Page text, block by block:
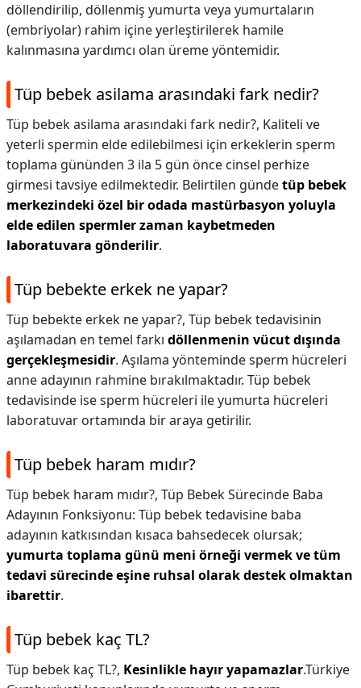
döllendirilip, döllenmiş yumurta veya yumurtaların
(embriyolar) rahim içine yerleştirilerek hamile
kalınmasına yardımcı olan üreme yöntemidir.
Tüp bebek asilama arasındaki fark nedir?
Tüp bebek asilama arasındaki fark nedir?, Kaliteli ve
yeterli spermin elde edilebilmesi için erkeklerin sperm
toplama gününden 3 ila 5 gün önce cinsel perhize
girmesi tavsiye edilmektedir. Belirtilen gündetüp bebek
merkezindeki özel bir odada mastürbasyon yoluyla
elde edilen spermler zaman kaybetmeden
laboratuvara gönderilir.
Tüp bebekte erkek ne yapar?
Tüp bebekte erkek ne yapar?, Tüp bebek tedavisinin
aşılamadan en temel farkı döllenmenin vücut dışında
gerçekleşmesidir. Aşılama yönteminde sperm hücreleri
anne adayının rahmine bırakılmaktadır. Tüp bebek
tedavisinde ise sperm hücreleri ile yumurta hücreleri
laboratuvar ortamında bir araya getirilir.
Tüp bebek haram mıdır?
Tüp bebek haram mıdır?, Tüp Bebek Sürecinde Baba
Adayının Fonksiyonu: Tüp bebek tedavisine baba
adayının katkısından kısaca bahsedecek olursak;
yumurta toplama günü meni örneği vermek ve tüm
tedavi sürecinde eşine ruhsal olarak destek olmaktan
ibarettir.
Tüp bebek kaç TL?
Tüp bebek kaç TL?, Kesinlikle hayır yapamazlar.Türkiye